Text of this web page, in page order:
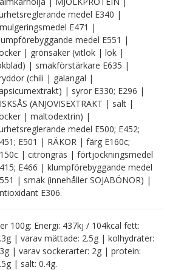
medel E340 |
E471 |
medel E551 |
| grönsaker (vitlök | lök |
| smakförstärkare E635 |
(chili | galangal |
| syror E330; E296 |
(ANJOVISEXTRAKT | salt |
| maltodextrin) |
medel E500; E452;
E501 | RÄKOR | färg E160c;
| citrongräs | förtjockningsmedel
E466 | klumpförebyggande medel
| smak (innehåller SOJABÖNOR) |
E306.
100g: Energi: 437kj / 104kcal fett:
| varav mättade: 2.5g | kolhydrater:
| varav sockerarter: 2g | protein:
| salt: 0.4g.